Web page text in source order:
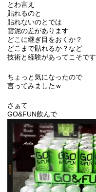
とわ言え
貼れるのと
貼れないのとでは
雲泥の差があります
どこに継ぎ目をおくか？
どこまで貼れるか？など
技術と経験があってこそです
ちょっと気になったので
言ってみましたｗ
さぁて
GO&FUN飲んで